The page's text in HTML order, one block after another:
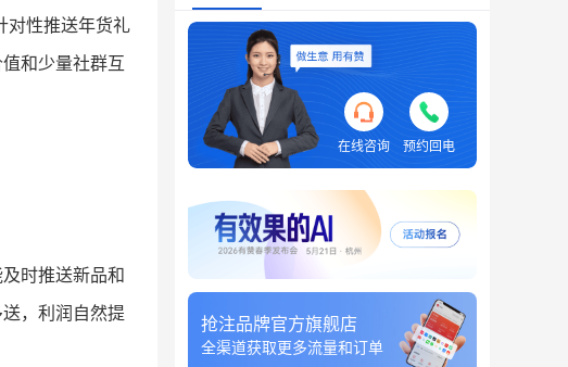
对性推送年货礼
和少量社群互
时推送新品和
，利润自然提
在线咨询 预约回电
抢注品牌官方旗舰店
全渠道获取更多流量和订单